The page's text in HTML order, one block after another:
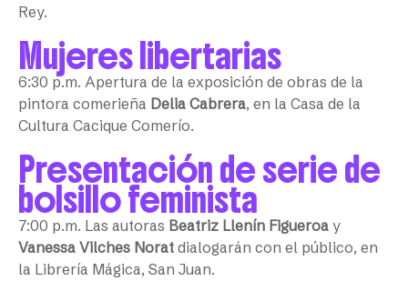
Rey.
Mujeres libertarias
6:30 p.m. Apertura de la exposición de obras de la
pintora comerieña Delia Cabrera, en la Casa de la
Cultura Cacique Comerío.
Presentación de serie de
bolsillo feminista
7:00 p.m. Las autoras Beatriz Llenín Figueroa y
Vanessa Vilches Norat dialogarán con el público, en
la Librería Mágica, San Juan.